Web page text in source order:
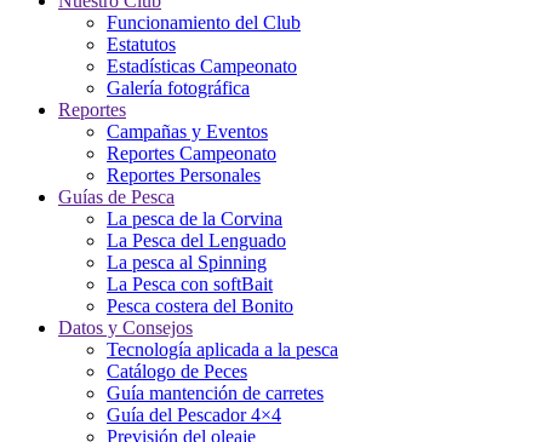
Funcionamiento del Club
Estatutos
Estadísticas Campeonato
Galería fotográfica
Reportes
Campañas y Eventos
Reportes Campeonato
Reportes Personales
Guías de Pesca
La pesca de la Corvina
La Pesca del Lenguado
La pesca al Spinning
La Pesca con softBait
Pesca costera del Bonito
Datos y Consejos
Tecnología aplicada a la pesca
Catálogo de Peces
Guía mantención de carretes
Guía del Pescador 4×4
Previsión del oleaje